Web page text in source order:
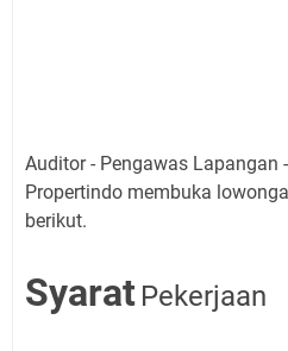
Auditor - Pengawas Lapangan
Propertindo membuka
berikut.
Syarat Pekerjaan